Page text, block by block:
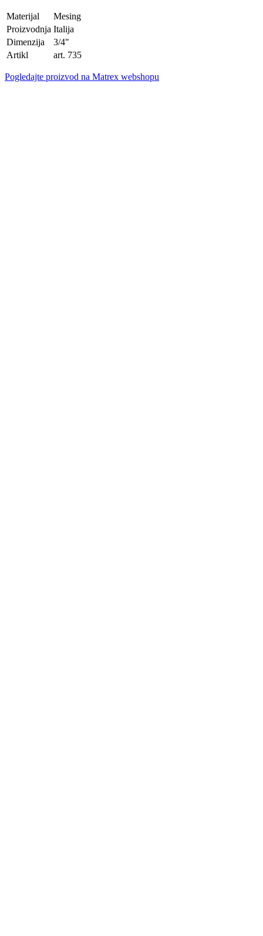
Materijal
Mesing
Proizvodnja Italija
Dimenzija
3/4"
Artikl
art. 735
Pogledajte proizvod na Matrex webshopu